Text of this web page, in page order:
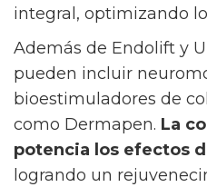
integral, optimizando
Además de Endolift y
pueden incluir
bioestimuladores de
como Dermapen. La
potencia los efectos
logrando un